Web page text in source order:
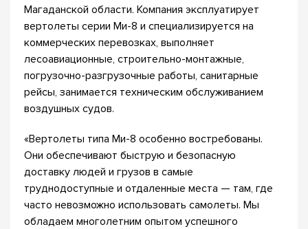
Магаданской области. Компания эксплуатирует
вертолеты серии Ми-8 и специализируется на
коммерческих перевозках, выполняет
лесоавиационные, строительно-монтажные,
погрузочно-разгрузочные работы, санитарные
рейсы, занимается техническим обслуживанием
воздушных судов.
«Вертолеты типа Ми-8 особенно востребованы.
Они обеспечивают быструю и безопасную
доставку людей и грузов в самые
труднодоступные и отдаленные места — там, где
часто невозможно использовать самолеты. Мы
обладаем многолетним опытом успешного